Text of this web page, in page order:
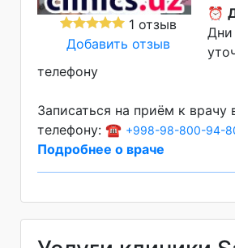
1 отзыв
Добавить отзыв
⏰
Дни
телефону
Записаться на приём к
телефону: ☎️ +998-98-800-94-
Подробнее о враче